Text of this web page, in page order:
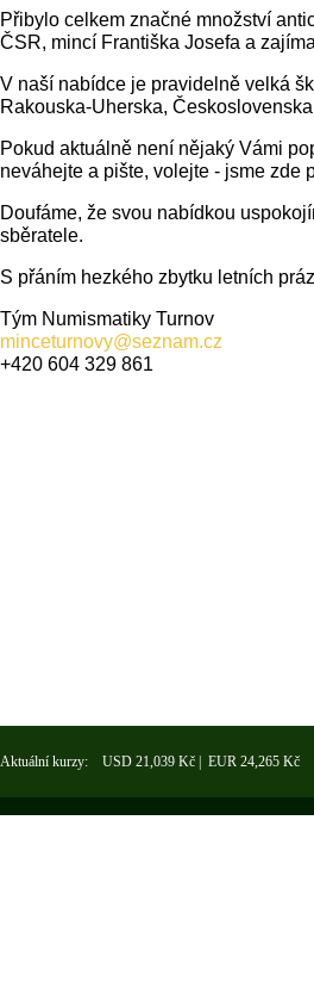
Přibylo celkem značné množství
ČSR, mincí Františka Josefa a
V naší nabídce je pravidelně velká
Rakouska-Uherska,
Pokud aktuálně není nějaký Vámi
neváhejte a pište, volejte - jsme zde
Doufáme, že svou nabídkou
sběratele.
S přáním hezkého zbytku letních
Tým Numismatiky Turnov
minceturnovy@seznam.cz
+420 604 329 861
Aktuální kurzy: USD 21,039 Kč | EUR 24,265 Kč